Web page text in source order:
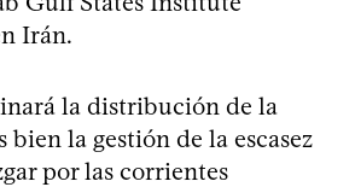
Irán.
la distribución de la
la gestión de la escasez
por las corrientes